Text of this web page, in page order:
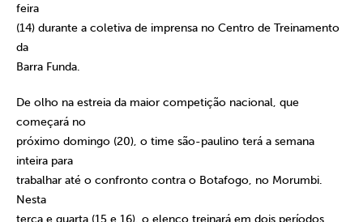
feira
(14) durante a coletiva de imprensa no Centro de Treinamento
da
Barra Funda.
De olho na estreia da maior competição nacional, que
começará no
próximo domingo (20), o time são-paulino terá a semana
inteira para
trabalhar até o confronto contra o Botafogo, no Morumbi.
Nesta
terça e quarta (15 e 16), o elenco treinará em dois períodos